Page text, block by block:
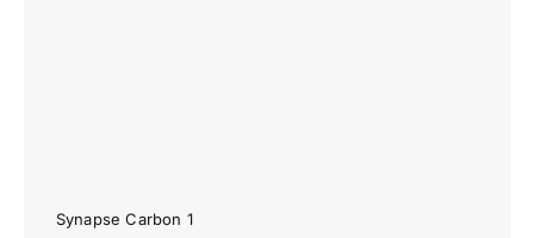
Synapse Carbon 1